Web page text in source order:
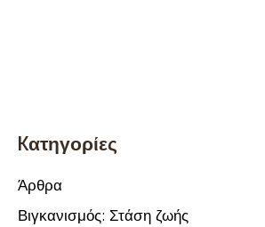
Kατηγορίες
Άρθρα
Βιγκανισμός: Στάση ζωής